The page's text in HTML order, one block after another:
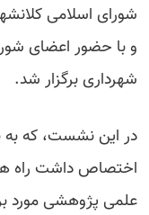
شورای اسلامی
و با حضور اعضای
شهرداری برگزار شد.
در این نشست، که به
اختصاص داشت راه
علمی پژوهشی مورد